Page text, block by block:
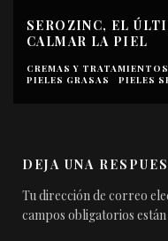
SEROZINC, EL
CALMAR LA PIEL
CREMAS Y TRATAMIENTOS
PIELES GRASAS
PIELES
DEJA UNA
Tu dirección de correo
campos obligatorios